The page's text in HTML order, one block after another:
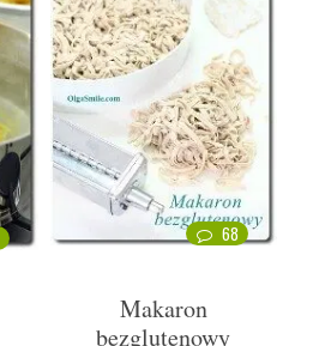
68
Makaron
bezglutenowy